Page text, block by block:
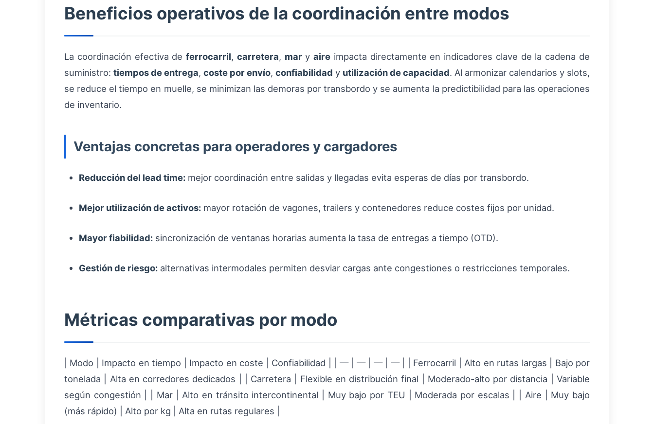
Beneficios operativos de la coordinación entre modos
La coordinación efectiva deferrocarril, carretera, maryaire impacta directamente en indicadores clave de la cadena de
suministro: tiempos de entrega, coste por envío, confiabilidad y utilización de capacidad. Al armonizar calendarios y slots,
se reduce el tiempo en muelle, se minimizan las demoras por transbordo y se aumenta la predictibilidad para las operaciones
de inventario.
Ventajas concretas para operadores y cargadores
Reducción del lead time: mejor coordinación entre salidas y llegadas evita esperas de días por transbordo.
Mejor utilización de activos: mayor rotación de vagones, trailers y contenedores reduce costes fijos por unidad.
Mayor fiabilidad: sincronización de ventanas horarias aumenta la tasa de entregas a tiempo (OTD).
Gestión de riesgo: alternativas intermodales permiten desviar cargas ante congestiones o restricciones temporales.
Métricas comparativas por modo
| Modo | Impacto en tiempo | Impacto en coste | Confiabilidad | | — | — | — | — | | Ferrocarril | Alto en rutas largas | Bajo por
tonelada | Alta en corredores dedicados | | Carretera | Flexible en distribución final | Moderado-alto por distancia | Variable
según congestión | | Mar | Alto en tránsito intercontinental | Muy bajo por TEU | Moderada por escalas | | Aire | Muy bajo
(más rápido) | Alto por kg | Alta en rutas regulares |